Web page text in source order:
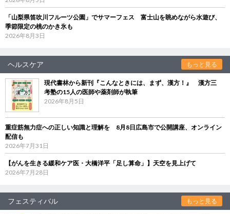
「山梨県笛吹川フルーツ公園」でサマーフェス 富士山を眺めながら水遊び、
季節限定の桃のかき氷も
2026年8月3日
ヘルスケア もっと見る
現代書林から新刊『こんなときには、まず、漢方！』 漢方三
考塾の15人の医師や薬剤師が執筆
2026年8月5日
重症筋無力症への正しい知識と理解を 8月8日広島市で公開講座、オンライン
配信も
2026年7月31日
【がんを生きる緩和ケア医・大橋洋平「足し算命」】天空を見上げて
2026年7月28日
フェスティバル もっと見る